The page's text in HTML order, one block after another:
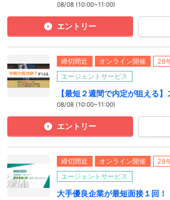
08/08 (10:00~11:00)
エントリー
締切間近 オンライン開催
28
エージェントサービス
【最短２週間で内定が狙える
08/08 (10:00~11:00)
エントリー
締切間近 オンライン開催
28
エージェントサービス
大手優良企業が最短面接１回！